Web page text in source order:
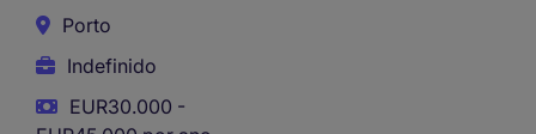
Porto
Indefinido
EUR30.000 -